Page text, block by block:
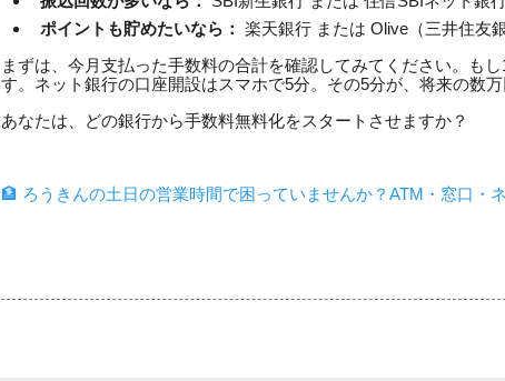
ポイントも貯めたいなら： 楽天銀行 または Olive（三井住友銀
まずは、今月支払った手数料の合計を確認してみてください。も
す。ネット銀行の口座開設はスマホで5分。その5分が、将来の数万
あなたは、どの銀行から手数料無料化をスタートさせますか？
🏦 ろうきんの土日の営業時間で困っていませんか？ATM・窓口・